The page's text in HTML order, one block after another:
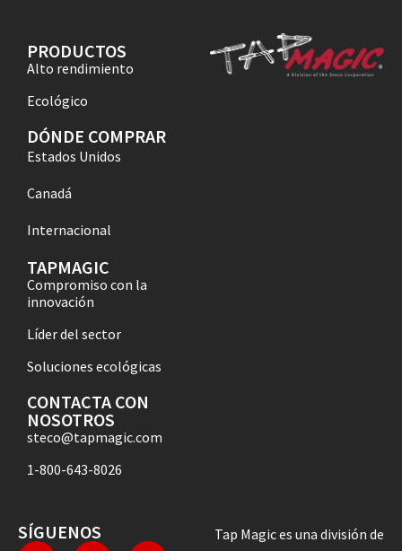
PRODUCTOS
Alto rendimiento
Ecológico
DÓNDE COMPRAR
Estados Unidos
Canadá
Internacional
TAPMAGIC
Compromiso con la
innovación
Líder del sector
Soluciones ecológicas
CONTACTA CON
NOSOTROS
steco@tapmagic.com
1-800-643-8026
SÍGUENOS
Tap Magic es una división de